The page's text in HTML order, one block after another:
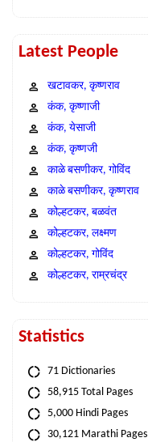
Latest People
खटावकर, कृष्णराव
कंक, कृष्णाजी
कंक, येसाजी
कंक, कृष्णजी
काळे बसणीकर, गोविंद
काळे बसणीकर, कृष्णराव
कोल्हटकर, बळवंत
कोल्हटकर, लक्ष्मण
कोल्हटकर, गोविंद
कोल्हटकर, राम्रचंद्र
Statistics
71 Dictionaries
58,915 Total Pages
5,000 Hindi Pages
30,121 Marathi Pages